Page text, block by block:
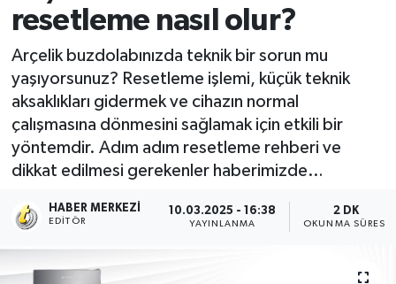
resetleme nasıl olur?
Arçelik buzdolabınızda teknik bir sorun mu
yaşıyorsunuz? Resetleme işlemi, küçük teknik
aksaklıkları gidermek ve cihazın normal
çalışmasına dönmesini sağlamak için etkili bir
yöntemdir. Adım adım resetleme rehberi ve
dikkat edilmesi gerekenler haberimizde…
HABER MERKEZI
EDITÖR
10.03.2025 - 16:38
YAYINLANMA
2 DK
OKUNMA SÜRESI
Vefat Edenler